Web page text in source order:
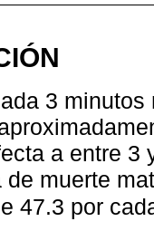
3
a entre 3
muerte
47.3 por